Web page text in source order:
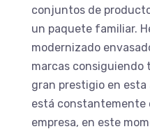
conjuntos de
un paquete familiar.
modernizado
marcas consiguiendo
gran prestigio en esta
está constantemente
empresa, en este